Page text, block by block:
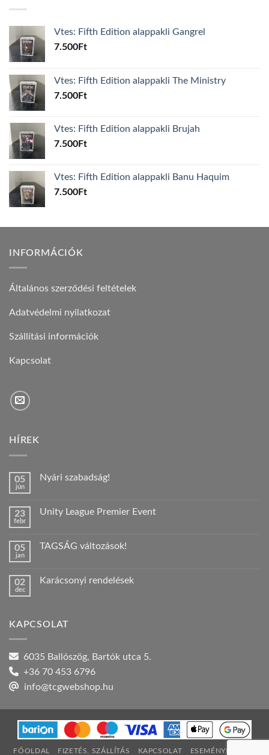
Vtes: Fifth Edition alappakli Gangrel
7.500Ft
Vtes: Fifth Edition alappakli The Ministry
7.500Ft
Vtes: Fifth Edition alappakli Brujah
7.500Ft
Vtes: Fifth Edition alappakli Banu Haquim
7.500Ft
INFORMÁCIÓK
Általános szerződési feltételek
Adatvédelmi nyilatkozat
Szállítási információk
Kapcsolat
HÍREK
05
jún
Nyári szabadság!
Nyári
23
febr
Unity League Premier Event
Unity
bejegyzéshez
05
jan
TAGSÁG változások!
TAGSÁG
02
dec
Karácsonyi rendelések
rendelések
KAPCSOLAT
6035 Ballószög, Bartók utca 5.
+36 70 453 6796
info@tcgwebshop.hu
FŐOLDAL FIZETÉS, SZÁLLÍTÁS KAPCSOLAT ESEMÉNYNAPTÁR